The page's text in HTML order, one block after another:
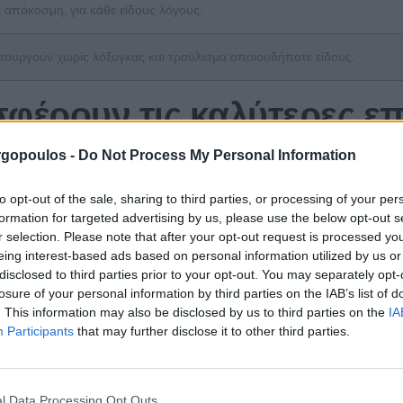
- Do Not Process My Personal Information
opt-out of the sale, sharing to third parties, or processing of your
for targeted advertising by us, please use the below opt-out
selection. Please note that after your opt-out request is processed
interest-based ads based on personal information utilized by us
to third parties prior to your opt-out. You may separately
of your personal information by third parties on the IAB’s list of
This information may also be disclosed by us to third parties on the
Participants that may further disclose it to other third parties.
για κάθε είδους λόγους.
τις καλύτερες
χρωματιστές μάσκες που φαίνονται ωραίες αλλά
σε ζάρια γύρω 1807. Ακόμη και επαγγελματίες
και μπονους 2026 θα μπορούσε να είναι ότι ο
είναι εκπληκτική
το πολύ 48 ώρες. Ένα μόνο κομμάτι δεν θα σας οδηγήσει